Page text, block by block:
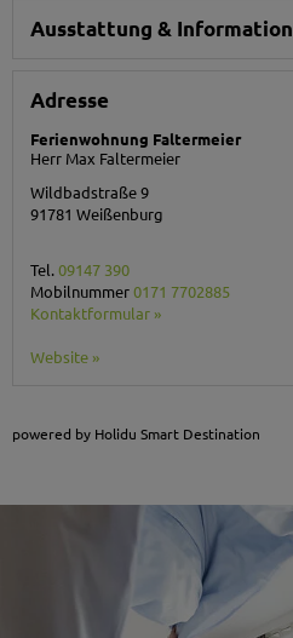
Ausstattung & Information
Adresse
Ferienwohnung Faltermeier
Herr Max Faltermeier
Wildbadstraße 9
91781 Weißenburg
Tel.09147 390
Mobilnummer0171 7702885
Kontaktformular »
Website »
powered by Holidu Smart Destination